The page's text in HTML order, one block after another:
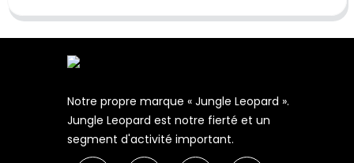
Notre propre marque « Jungle Leopard ».
Jungle Leopard est notre fierté et un
segment d'activité important.